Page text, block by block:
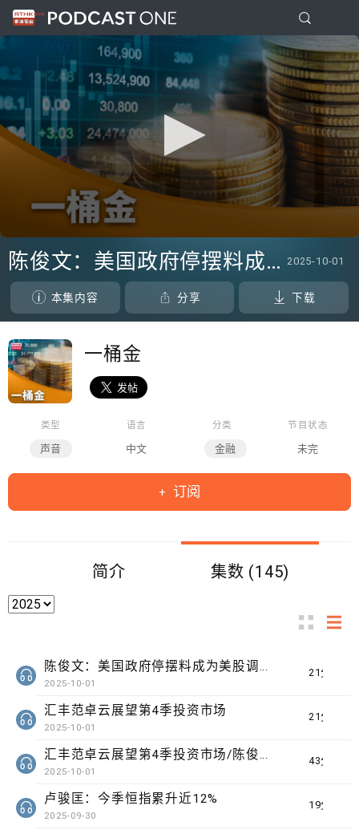
seconds
of
21
minutes,
54
seconds
陈俊文：美国政府停摆料成为美股调整借口 2025-10-01
本集内容 分享 下载
一桶金
类型
声音
语言
中文
分类
金融
节目状态
未完
订阅
简介 集数 (145)
21分钟
陈俊文：美国政府停摆料成为美股调整借口
2025-10-01
21分钟
汇丰范卓云展望第4季投资市场
2025-10-01
43分钟
汇丰范卓云展望第4季投资市场/陈俊文：美国政府停摆料成为美股调整借口
2025-10-01
19分钟
卢骏匡：今季恒指累升近12%
2025-09-30